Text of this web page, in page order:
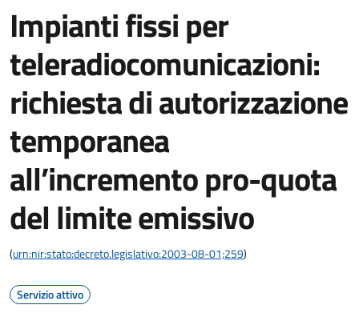
Impianti fissi per
teleradiocomunicazioni:
richiesta di autorizzazione
temporanea
all’incremento pro-quota
del limite emissivo
(urn:nir:stato:decreto.legislativo:2003-08-01;259)
Servizio attivo